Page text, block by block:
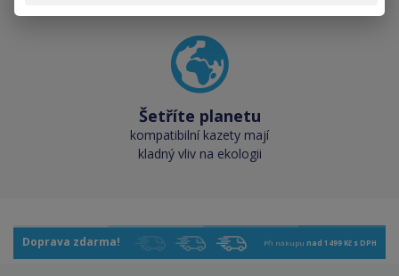
Šetříte planetu
kompatibilní kazety mají
kladný vliv na ekologii
Doprava zdarma! Při nákupu nad 1499 Kč s DPH